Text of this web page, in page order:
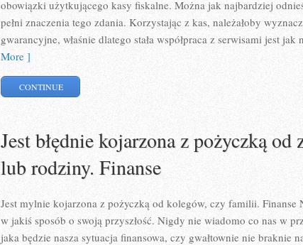
obowiązki użytkującego kasy fiskalne. Można jak najbardziej
pełni znaczenia tego zdania. Korzystając z kas, należałoby
gwarancyjne, właśnie dlatego stała współpraca z serwisami jest jak
More ]
CONTINUE
Jest błędnie kojarzona z pożyczką od
lub rodziny. Finanse
Jest mylnie kojarzona z pożyczką od kolegów, czy familii. Finanse
w jakiś sposób o swoją przyszłość. Nigdy nie wiadomo co nas w
jaka będzie nasza sytuacja finansowa, czy gwałtownie nie braknie